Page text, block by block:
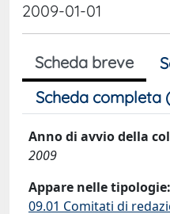
2009-01-01
Scheda breve
Scheda completa
Anno di avvio della
2009
Appare nelle tipologie:
09.01 Comitati di